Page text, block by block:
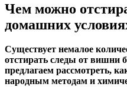
Чем можно
домашних
Существует немалое
отстирать следы от вишни
предлагаем рассмотреть,
народным методам и